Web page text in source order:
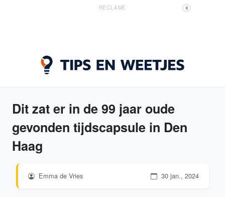
RECLAME X
Dit zat er in de 99 jaar oude
gevonden tijdscapsule in Den
Haag
Emma de Vries 30 jan., 2024